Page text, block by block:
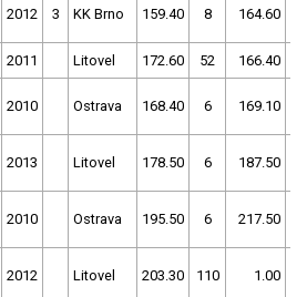
2012 3 KK Brno 159.40 8 164.60
2011 Litovel 172.60 52 166.40
2010 Ostrava 168.40 6 169.10
2013 Litovel 178.50 6 187.50
2010 Ostrava 195.50 6 217.50
2012 Litovel 203.30 110 1.00